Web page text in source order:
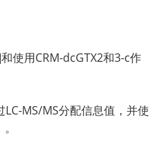
使用CRM-dcGTX2和3-c作
MS/MS分配信息值，并使